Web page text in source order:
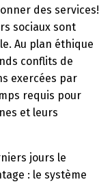
des services!
sociaux sont
Au plan éthique
conflits de
exercées par
requis pour
et leurs
jours le
: le système